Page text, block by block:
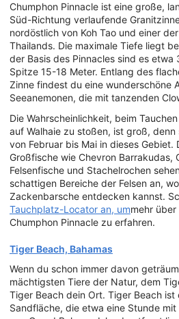
Chumphon Pinnacle ist eine große,
Süd-Richtung verlaufende
nordöstlich von Koh Tao und einer
Thailands. Die maximale Tiefe liegt
der Basis des Pinnacles sind es
Spitze 15-18 Meter. Entlang des
Zinne findest du eine wunderschöne
Seeanemonen, die mit tanzenden
Die Wahrscheinlichkeit, beim
auf Walhaie zu stoßen, ist groß,
von Februar bis Mai in dieses Gebiet.
Großfische wie Chevron Barrakudas,
Felsenfische und Stachelrochen
schattigen Bereiche der Felsen an,
Zackenbarsche entdecken kannst.
Tauchplatz-Locator an, ummehr über
Chumphon Pinnacle zu erfahren.
Tiger Beach, Bahamas
Wenn du schon immer davon
mächtigsten Tiere der Natur, dem
Tiger Beach dein Ort. Tiger Beach ist
Sandfläche, die etwa eine Stunde